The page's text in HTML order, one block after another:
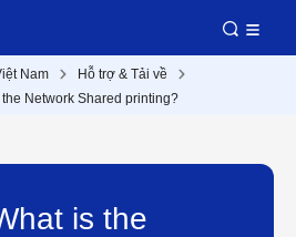
Nam
Hỗ trợ & Tải về
the Network Shared printing?
is the